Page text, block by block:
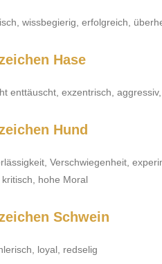
wissbegierig, erfolgreich,
Hase
enttäuscht, exzentrisch,
Hund
Verschwiegenheit,
hohe Moral
Schwein
loyal, redselig